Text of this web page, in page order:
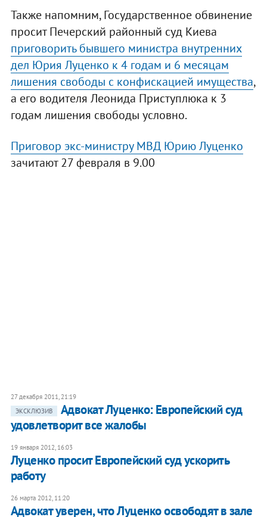
Также напомним, Государственное обвинение
просит Печерский районный суд Киева
приговорить бывшего министра внутренних
дел Юрия Луценко к 4 годам и 6 месяцам
лишения свободы с конфискацией имущества,
а его водителя Леонида Приступлюка к 3
годам лишения свободы условно.
Приговор экс-министру МВД Юрию Луценко
зачитают 27 февраля в 9.00
27 декабря 2011, 21:19
ЭКСКЛЮЗИВ
Адвокат Луценко: Европейский суд
удовлетворит все жалобы
19 января 2012, 16:03
Луценко просит Европейский суд ускорить
работу
26 марта 2012, 11:20
​Адвокат уверен, что Луценко освободят в зале